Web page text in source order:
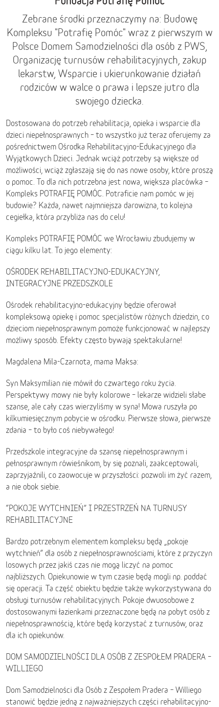
Zebrane środki przeznaczymy na: Budowę
Kompleksu "Potrafię Pomóc" wraz z pierwszym w
Polsce Domem Samodzielności dla osób z PWS,
Organizację turnusów rehabilitacyjnych, zakup
lekarstw, Wsparcie i ukierunkowanie działań
rodziców w walce o prawa i lepsze jutro dla
swojego dziecka.
Dostosowana do potrzeb rehabilitacja, opieka i wsparcie dla
dzieci niepełnosprawnych – to wszystko już teraz oferujemy za
pośrednictwem Ośrodka Rehabilitacyjno-Edukacyjnego dla
Wyjątkowych Dzieci. Jednak wciąż potrzeby są większe od
możliwości, wciąż zgłaszają się do nas nowe osoby, które proszą
o pomoc. To dla nich potrzebna jest nowa, większa placówka –
Kompleks POTRAFIĘ POMÓC. Potraficie nam pomóc w jej
budowie? Każda, nawet najmniejsza darowizna, to kolejna
cegiełka, która przybliża nas do celu!
Kompleks POTRAFIĘ POMÓC we Wrocławiu zbudujemy w
ciągu kilku lat. To jego elementy:
OŚRODEK REHABILITACYJNO-EDUKACYJNY,
INTEGRACYJNE PRZEDSZKOLE
Ośrodek rehabilitacyjno-edukacyjny będzie oferował
kompleksową opiekę i pomoc specjalistów różnych dziedzin, co
dzieciom niepełnosprawnym pomoże funkcjonować w najlepszy
możliwy sposób. Efekty często bywają spektakularne!
Magdalena Mila-Czarnota, mama Maksa:
Syn Maksymilian nie mówił do czwartego roku życia.
Perspektywy mowy nie były kolorowe – lekarze widzieli słabe
szanse, ale cały czas wierzyliśmy w syna! Mowa ruszyła po
kilkumiesięcznym pobycie w ośrodku. Pierwsze słowa, pierwsze
zdania – to było coś niebywałego!
Przedszkole integracyjne da szansę niepełnosprawnym i
pełnosprawnym rówieśnikom, by się poznali, zaakceptowali,
zaprzyjaźnili, co zaowocuje w przyszłości: pozwoli im żyć razem,
a nie obok siebie.
“POKOJE WYTCHNIEŃ” I PRZESTRZEŃ NA TURNUSY
REHABILITACYJNE
Bardzo potrzebnym elementem kompleksu będą „pokoje
wytchnień” dla osób z niepełnosprawnościami, które z przyczyn
losowych przez jakiś czas nie mogą liczyć na pomoc
najbliższych. Opiekunowie w tym czasie będą mogli np. poddać
się operacji. Ta część obiektu będzie także wykorzystywana do
obsługi turnusów rehabilitacyjnych. Pokoje dwuosobowe z
dostosowanymi łazienkami przeznaczone będą na pobyt osób z
niepełnosprawnością, które będą korzystać z turnusów, oraz
dla ich opiekunów.
DOM SAMODZIELNOŚCI DLA OSÓB Z ZESPOŁEM PRADERA –
WILLIEGO
Dom Samodzielności dla Osób z Zespołem Pradera – Williego
stanowić będzie jedną z najważniejszych części rehabilitacyjno-